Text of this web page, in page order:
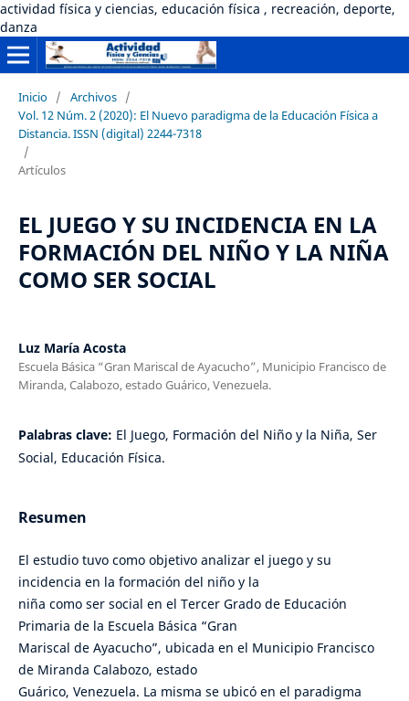
actividad física y ciencias, educación física , recreación, deporte,
danza
Inicio / Archivos /
Vol. 12 Núm. 2 (2020): El Nuevo paradigma de la Educación Física a
Distancia. ISSN (digital) 2244-7318
/
Artículos
EL JUEGO Y SU INCIDENCIA EN LA
FORMACIÓN DEL NIÑO Y LA NIÑA
COMO SER SOCIAL
Luz María Acosta
Escuela Básica “Gran Mariscal de Ayacucho”, Municipio Francisco de
Miranda, Calabozo, estado Guárico, Venezuela.
Palabras clave: El Juego, Formación del Niño y la Niña, Ser
Social, Educación Física.
Resumen
El estudio tuvo como objetivo analizar el juego y su
incidencia en la formación del niño y la
niña como ser social en el Tercer Grado de Educación
Primaria de la Escuela Básica “Gran
Mariscal de Ayacucho”, ubicada en el Municipio Francisco
de Miranda Calabozo, estado
Guárico, Venezuela. La misma se ubicó en el paradigma